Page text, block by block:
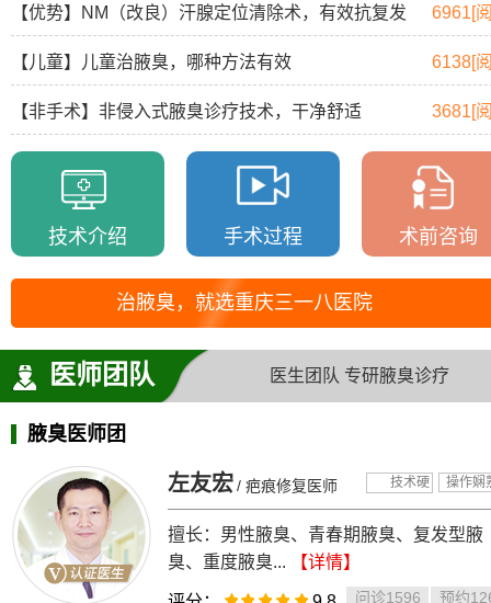
【优势】NM（改良）汗腺定位清除术，有效抗复发 6961[
【儿童】儿童治腋臭，哪种方法有效 6138[
【非手术】非侵入式腋臭诊疗技术，干净舒适 3681[
技术介绍 手术过程 术前咨询
治腋臭，就选重庆三一八医院
医师团队 医生团队 专研腋臭诊疗
腋臭医师团
左友宏/ 疤痕修复医师 技术硬 操作娴
擅长：男性腋臭、青春期腋臭、复发型腋
臭、重度腋臭...
【详情】
问诊1596 预约